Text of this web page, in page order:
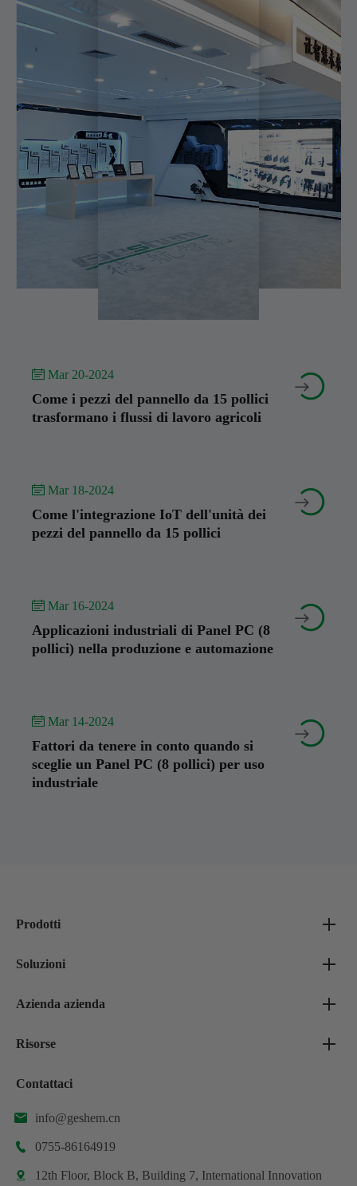
 Mar 20-2024
Come i pezzi del pannello da 15 pollici
trasformano i flussi di lavoro agricoli


 Mar 18-2024
Come l'integrazione IoT dell'unità dei
pezzi del pannello da 15 pollici


 Mar 16-2024
Applicazioni industriali di Panel PC (8
pollici) nella produzione e automazione


 Mar 14-2024
Fattori da tenere in conto quando si
sceglie un Panel PC (8 pollici) per uso
industriale


Prodotti
Soluzioni
Azienda azienda
Risorse
Contattaci
 info@geshem.cn
 0755-86164919
 12th Floor, Block B, Building 7, International Innovation